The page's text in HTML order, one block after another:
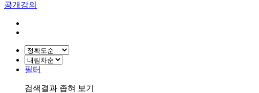
공개강의
필터
검색결과 좁혀 보기